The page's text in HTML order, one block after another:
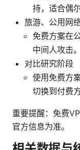
持，适合偶
旅游、公用网
免费方案在
中间人攻击。
对比研究阶段
使用免费方
切换到付费方
重要提醒：免费
官方信息为准。